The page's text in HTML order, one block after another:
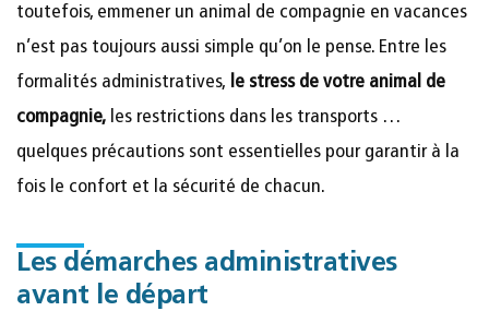
toutefois, emmener un animal de compagnie en vacances
n’est pas toujours aussi simple qu’on le pense. Entre les
formalités administratives, le stress de votre animal de
compagnie, les restrictions dans les transports …
quelques précautions sont essentielles pour garantir à la
fois le confort et la sécurité de chacun.
Les démarches administratives
avant le départ